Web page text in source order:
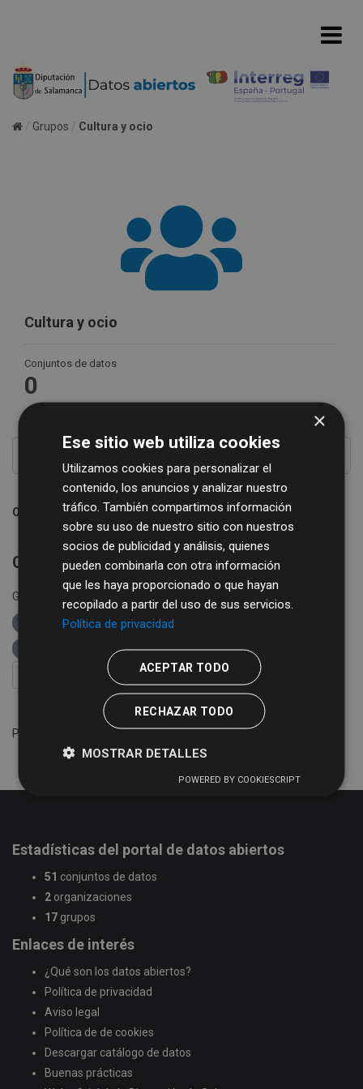
Grupos Cultura y ocio
Cultura y ocio
Conjuntos de datos
0
Ordenar por
Conjuntos de datos no encontrados
Grupos: cultura-y-turismo etiquetas:
cultura
diputación de salamanca
FILTRAR RESULTADOS
Por favor intente otra búsqueda.
Estadísticas del portal de datos abiertos
51 conjuntos de datos
2 organizaciones
17 grupos
Enlaces de interés
¿Qué son los datos abiertos?
Política de privacidad
Aviso legal
Política de de cookies
Descargar catálogo de datos
Buenas prácticas
×
Ese sitio web utiliza cookies
Utilizamos cookies para personalizar el
contenido, los anuncios y analizar nuestro
tráfico. También compartimos información
sobre su uso de nuestro sitio con nuestros
socios de publicidad y análisis, quienes
pueden combinarla con otra información
que les haya proporcionado o que hayan
recopilado a partir del uso de sus servicios.
Política de privacidad
ACEPTAR TODO
RECHAZAR TODO
MOSTRAR DETALLES
POWERED BY COOKIESCRIPT